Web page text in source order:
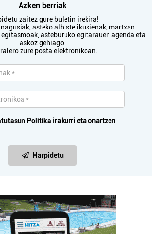
Azken berriak
zaitez gure buletin irekira!
asteko albiste ikusienak, martxan
asteburuko egitarauen agenda eta
askoz gehiago!
zure posta elektronikoan.
Politika irakurri eta onartzen
Harpidetu